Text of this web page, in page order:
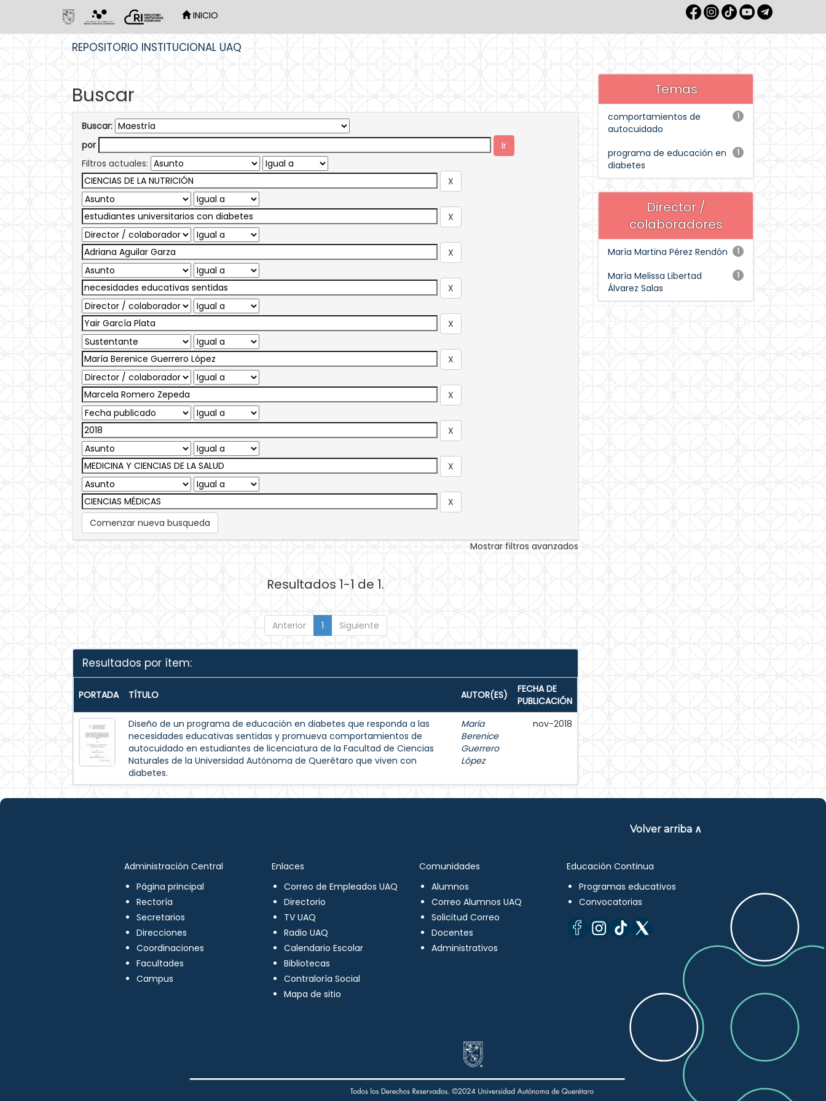
INICIO
REPOSITORIO INSTITUCIONAL UAQ
Buscar
Buscar:
por
Filtros actuales:
Comenzar nueva busqueda
Mostrar filtros avanzados
Resultados 1-1 de 1.
Anterior 1 Siguiente
Resultados por ítem:
PORTADA TÍTULO AUTOR(ES)
FECHA DE
PUBLICACIÓN
Diseño de un programa de educación en diabetes que responda a las
necesidades educativas sentidas y promueva comportamientos de
autocuidado en estudiantes de licenciatura de la Facultad de Ciencias
Naturales de la Universidad Autónoma de Querétaro que viven con
diabetes.
María
Berenice
Guerrero
López
nov-2018
Temas
1
comportamientos de
autocuidado
1
programa de educación en
diabetes
Director /
colaboradores
1
María Martina Pérez Rendón
1
María Melissa Libertad
Álvarez Salas
Volver arriba ∧
Administración Central
Página principal
Rectoría
Secretarios
Direcciones
Coordinaciones
Facultades
Campus
Enlaces
Correo de Empleados UAQ
Directorio
TV UAQ
Radio UAQ
Calendario Escolar
Bibliotecas
Contraloría Social
Mapa de sitio
Comunidades
Alumnos
Correo Alumnos UAQ
Solicitud Correo
Docentes
Administrativos
Educación Continua
Programas educativos
Convocatorias